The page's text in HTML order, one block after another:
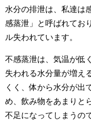
水分の排泄は、私達は
感蒸泄」と呼ばれてお
ル失われています。
不感蒸泄は、気温が低
失われる水分量が増え
くく、体から水分が出
め、飲み物をあまりと
不足になってしまうの